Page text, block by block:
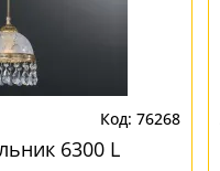
76268
6300 L